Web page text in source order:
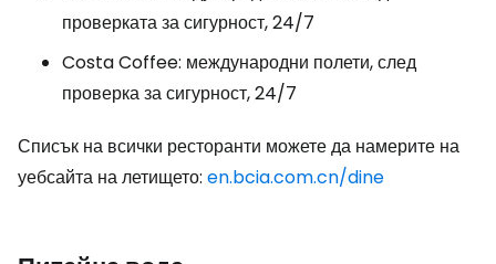
проверката за сигурност, 24/7
Costa Coffee: международни полети, след
проверка за сигурност, 24/7
Списък на всички ресторанти можете да намерите на
уебсайта на летището: en.bcia.com.cn/dine